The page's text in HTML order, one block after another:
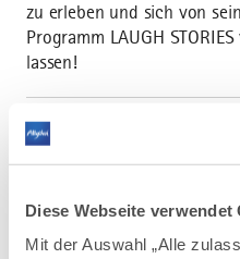
Diese Webseite verwendet
Mit der Auswahl „Alle
zu erleben und sich von
Programm LAUGH
lassen!
AUF DER ALLGÄU KARTE